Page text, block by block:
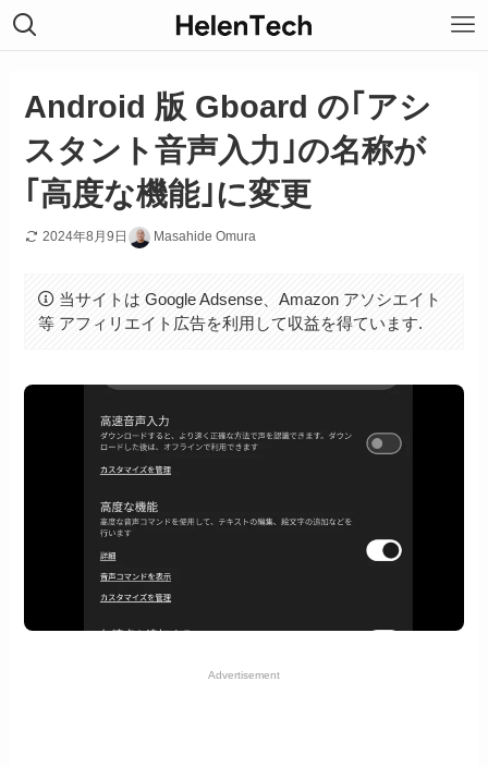
Android 版 Gboard の｢アシ
スタント音声入力｣の名称が
｢高度な機能｣に変更
2024年8月9日 Masahide Omura
当サイトは Google Adsense、Amazon アソシエイト
等 アフィリエイト広告を利用して収益を得ています.
Advertisement